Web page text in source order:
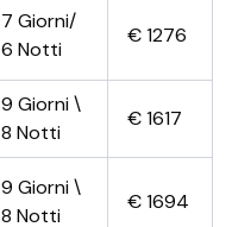
7 Giorni/
6 Notti
€1276
9 Giorni \
8 Notti
€1617
9 Giorni \
8 Notti
€1694